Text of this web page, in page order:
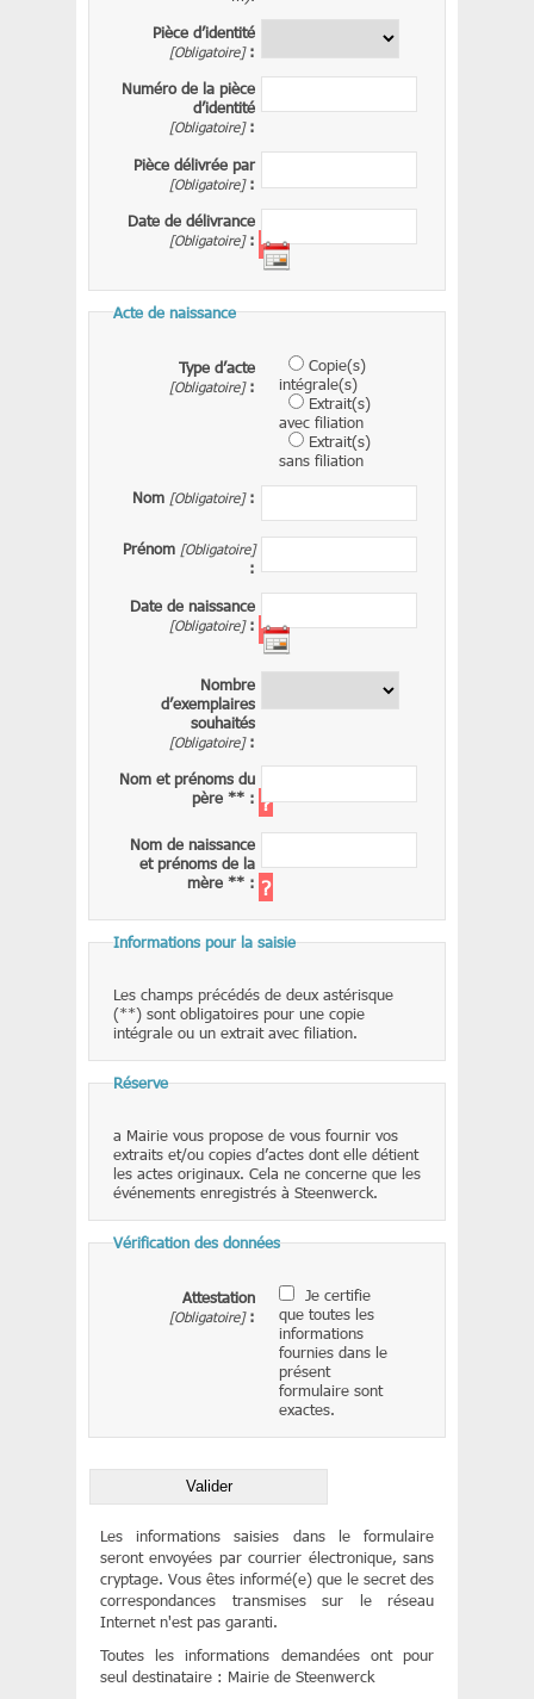
Pièce d’identité
[Obligatoire] :
Numéro de la pièce
d’identité
[Obligatoire] :
Pièce délivrée par
[Obligatoire] :
Date de délivrance
[Obligatoire] : ?
Acte de naissance
Type d’acte
[Obligatoire] :
Copie(s)
intégrale(s)
Extrait(s)
avec filiation
Extrait(s)
sans filiation
Nom [Obligatoire] :
Prénom [Obligatoire]
:
Date de naissance
[Obligatoire] : ?
Nombre
d’exemplaires
souhaités
[Obligatoire] :
Nom et prénoms du
père ** : ?
Nom de naissance
et prénoms de la
mère ** : ?
Informations pour la saisie
Les champs précédés de deux astérisque
(**) sont obligatoires pour une copie
intégrale ou un extrait avec filiation.
Réserve
a Mairie vous propose de vous fournir vos
extraits et/ou copies d’actes dont elle détient
les actes originaux. Cela ne concerne que les
événements enregistrés à Steenwerck.
Vérification des données
Attestation
[Obligatoire] :
Je certifie
que toutes les
informations
fournies dans le
présent
formulaire sont
exactes.
Les informations saisies dans le formulaire
seront envoyées par courrier électronique, sans
cryptage. Vous êtes informé(e) que le secret des
correspondances transmises sur le réseau
Internet n'est pas garanti.
Toutes les informations demandées ont pour
seul destinataire : Mairie de Steenwerck